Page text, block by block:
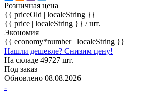
Розничная цена
{{ priceOld | localeString }}
{{ price | localeString }} / шт.
Экономия
{{ economy*number | localeString }}
Нашли дешевле? Снизим цену!
На складе 49727 шт.
Под заказ
Обновлено 08.08.2026
-